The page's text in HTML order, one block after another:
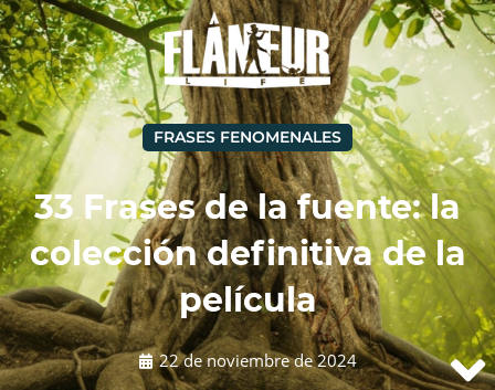
FRASES FENOMENALES
33 Frases de la fuente: la
colección definitiva de la
película
22 de noviembre de 2024